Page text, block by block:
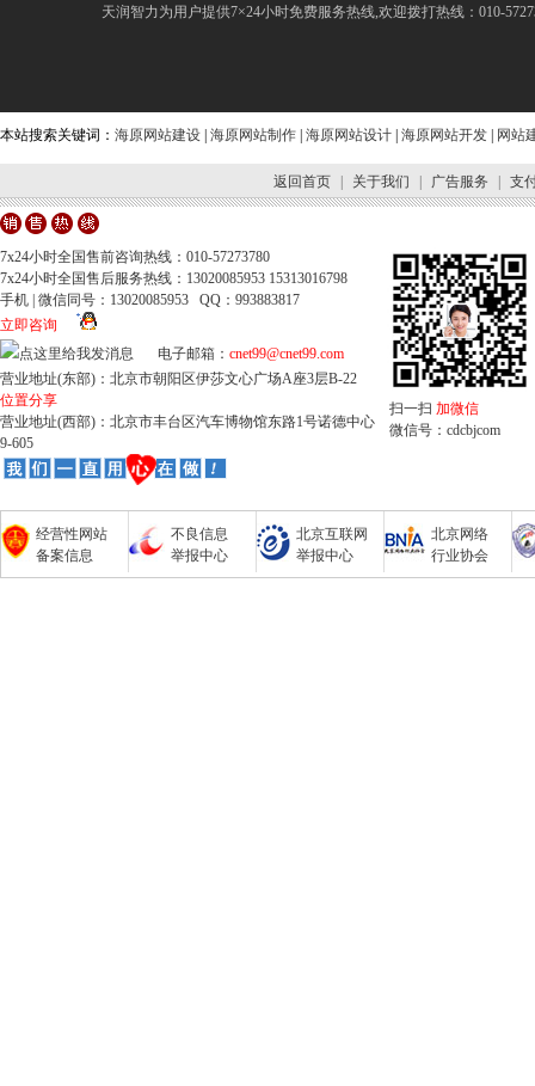
天润智力为用户提供7×24小时免费服务热线,欢迎拨打热线：010-
本站搜索关键词： 海原网站建设 海原网站制作 海原网站设计 海原网站开发 网站
返回首页 关于我们 广告服务 支
7x24小时全国售前咨询热线：010-57273780
7x24小时全国售后服务热线：13020085953 15313016798
手机 | 微信同号：13020085953 QQ：993883817
立即咨询
电子邮箱： cnet99@cnet99.com
营业地址(东部)：北京市朝阳区伊莎文心广场A座3层B-22
位置分享
营业地址(西部)：北京市丰台区汽车博物馆东路1号诺德中心
9-605
扫一扫 加微信
微信号：cdcbjcom
经营性网站
备案信息
不良信息
举报中心
北京互联网
举报中心
北京网络
行业协会